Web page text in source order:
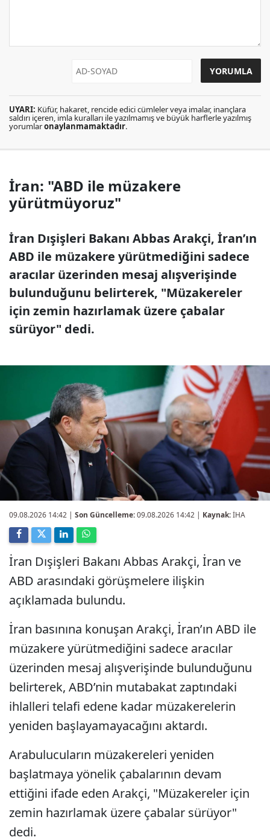
UYARI: Küfür, hakaret, rencide edici cümleler veya imalar, inançlara
saldırı içeren, imla kuralları ile yazılmamış ve büyük harflerle yazılmış
yorumlaronaylanmamaktadır.
İran: "ABD ile müzakere
yürütmüyoruz"
İran Dışişleri Bakanı Abbas Arakçi, İran’ın
ABD ile müzakere yürütmediğini sadece
aracılar üzerinden mesaj alışverişinde
bulunduğunu belirterek, "Müzakereler
için zemin hazırlamak üzere çabalar
sürüyor" dedi.
09.08.2026 14:42 | Son Güncelleme:09.08.2026 14:42 | Kaynak:İHA
İran Dışişleri Bakanı Abbas Arakçi, İran ve
ABD arasındaki görüşmelere ilişkin
açıklamada bulundu.
İran basınına konuşan Arakçi, İran’ın ABD ile
müzakere yürütmediğini sadece aracılar
üzerinden mesaj alışverişinde bulunduğunu
belirterek, ABD’nin mutabakat zaptındaki
ihlalleri telafi edene kadar müzakerelerin
yeniden başlayamayacağını aktardı.
Arabulucuların müzakereleri yeniden
başlatmaya yönelik çabalarının devam
ettiğini ifade eden Arakçi, "Müzakereler için
zemin hazırlamak üzere çabalar sürüyor"
dedi.